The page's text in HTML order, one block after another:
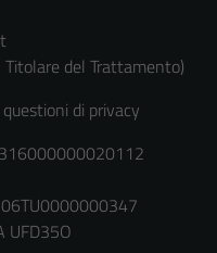
del Trattamento)
di privacy
UFD35O